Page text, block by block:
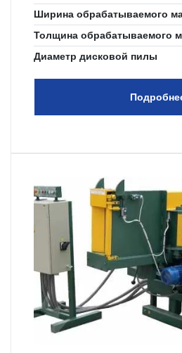
Ширина обрабатываемого
Толщина обрабатываемого
Диаметр дисковой пилы